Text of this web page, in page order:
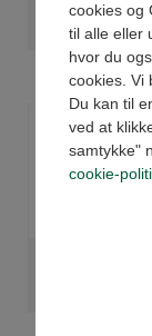
PINBOLT FOR
cookies og
til alle eller
hvor du
cookies. Vi
Du kan til
ved at
samtykke"
cookie-